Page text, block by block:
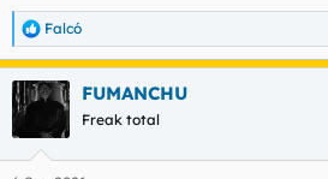
R
e
c
c
Falcó
FUMANCHU
Freak total